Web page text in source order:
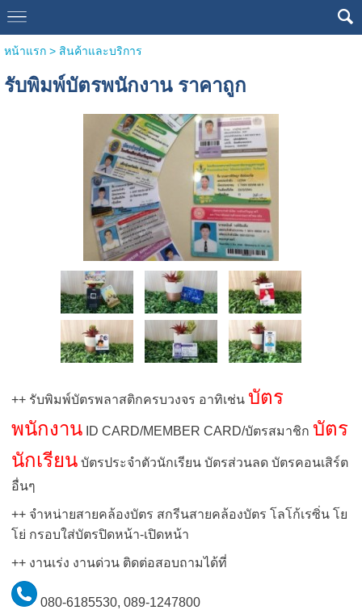
หน้าแรก> สินค้าและบริการ
รับพิมพ์บัตรพนักงาน ราคาถูก
++ รับพิมพ์บัตรพลาสติกครบวงจร อาทิเช่น บัตร
พนักงาน ID CARD/MEMBER CARD/บัตรสมาชิก บัตร
นักเรียน บัตรประจำตัวนักเรียน บัตรส่วนลด บัตรคอนเสิร์ต
อื่นๆ
++ จำหน่ายสายคล้องบัตร สกรีนสายคล้องบัตร โลโก้เรซิ่น โย
โย่ กรอบใส่บัตรปิดหน้า-เปิดหน้า
++ งานเร่ง งานด่วน ติดต่อสอบถามได้ที่
080-6185530,089-1247800